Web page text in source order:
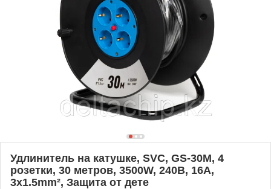
Удлинитель на катушке, SVC, GS-30M, 4
розетки, 30 метров, 3500W, 240В, 16A,
3x1.5mm², Защита от дете